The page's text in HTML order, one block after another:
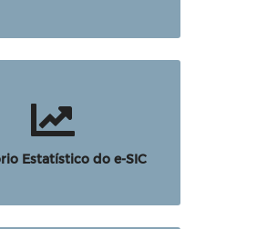
Estatístico do e-SIC